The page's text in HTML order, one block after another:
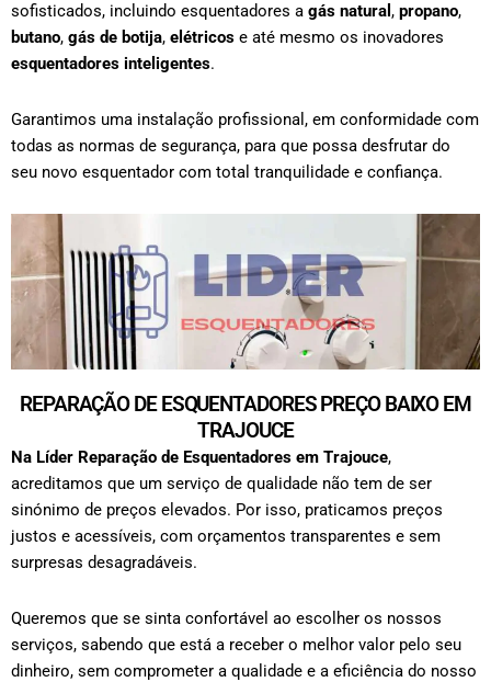
sofisticados, incluindo esquentadores a gás natural , propano,
butano, gás de botija, elétricos e até mesmo os inovadores
esquentadores inteligentes.
Garantimos uma instalação profissional, em conformidade com
todas as normas de segurança, para que possa desfrutar do
seu novo esquentador com total tranquilidade e confiança.
REPARAÇÃO DE ESQUENTADORES PREÇO BAIXO EM
TRAJOUCE
Na Líder Reparação de Esquentadores em Trajouce,
acreditamos que um serviço de qualidade não tem de ser
sinónimo de preços elevados. Por isso, praticamos preços
justos e acessíveis, com orçamentos transparentes e sem
surpresas desagradáveis.
Queremos que se sinta confortável ao escolher os nossos
serviços, sabendo que está a receber o melhor valor pelo seu
dinheiro, sem comprometer a qualidade e a eficiência do nosso